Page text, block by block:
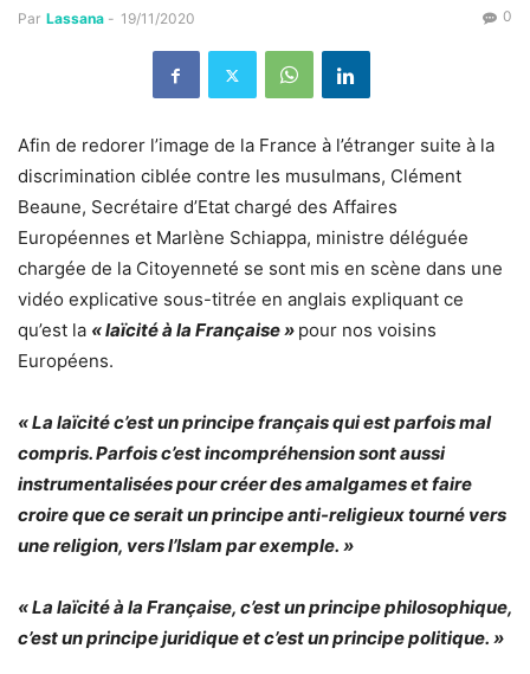
Par Lassana - 19/11/2020 0
Afin de redorer l’image de la France à l’étranger suite à la
discrimination ciblée contre les musulmans, Clément
Beaune, Secrétaire d’Etat chargé des Affaires
Européennes et Marlène Schiappa, ministre déléguée
chargée de la Citoyenneté se sont mis en scène dans une
vidéo explicative sous-titrée en anglais expliquant ce
qu’est la « laïcité à la Française » pour nos voisins
Européens.
« La laïcité c’est un principe français qui est parfois mal
compris. Parfois c’est incompréhension sont aussi
instrumentalisées pour créer des amalgames et faire
croire que ce serait un principe anti-religieux tourné vers
une religion, vers l’Islam par exemple. »
« La laïcité à la Française, c’est un principe philosophique,
c’est un principe juridique et c’est un principe politique. »